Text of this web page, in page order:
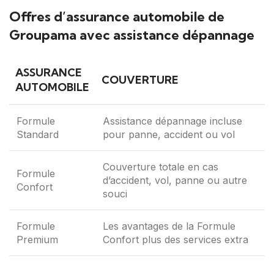
Offres d’assurance automobile de
Groupama avec assistance dépannage
ASSURANCE
AUTOMOBILE
COUVERTURE
Formule
Standard
Assistance dépannage incluse
pour panne, accident ou vol
Formule
Confort
Couverture totale en cas
d’accident, vol, panne ou autre
souci
Formule
Premium
Les avantages de la Formule
Confort plus des services extra